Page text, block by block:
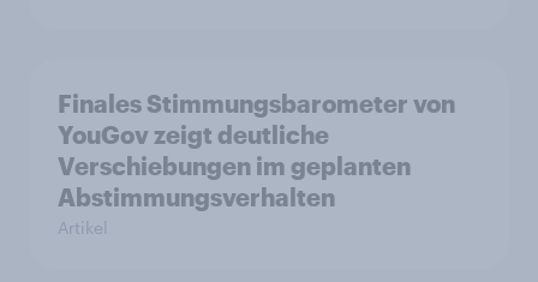
Finales Stimmungsbarometer von
YouGov zeigt deutliche
Verschiebungen im geplanten
Abstimmungsverhalten
Artikel